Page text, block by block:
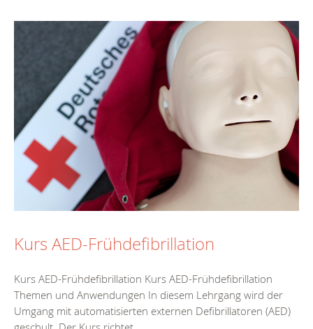
Kurs AED-Frühdefibrillation
Kurs AED-Frühdefibrillation Kurs AED-Frühdefibrillation
Themen und Anwendungen In diesem Lehrgang wird der
Umgang mit automatisierten externen Defibrillatoren (AED)